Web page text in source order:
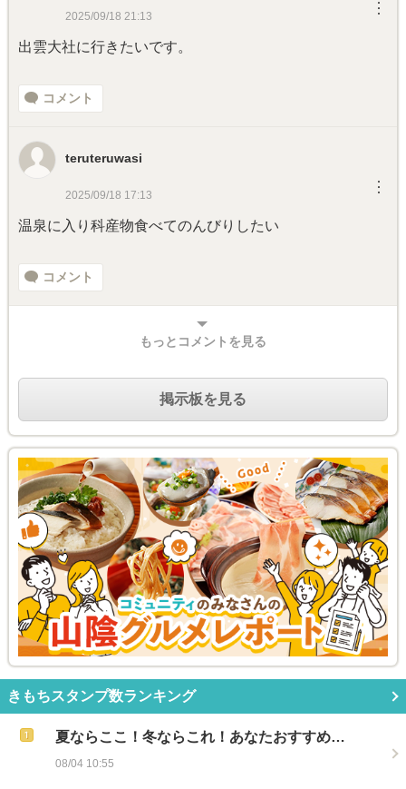
2025/09/18 21:13 ︙
出雲大社に行きたいです。
コメント
teruteruwasi
2025/09/18 17:13 ︙
温泉に入り科産物食べてのんびりしたい
コメント
もっとコメントを見る
掲示板を見る
きもちスタンプ数ランキング
夏ならここ！冬ならこれ！あなたおすすめ…
08/04 10:55